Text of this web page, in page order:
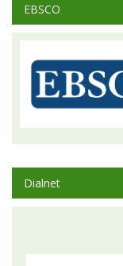
EBSCO
Dialnet